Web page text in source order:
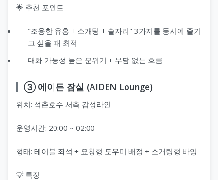
🌟 추천 포인트
"조용한 유흥 + 소개팅 + 술자리" 3가지를 동시에 즐기
고 싶을 때 최적
대화 가능성 높은 분위기 + 부담 없는 흐름
③ 에이든 잠실 (AIDEN Lounge)
위치: 석촌호수 서측 감성라인
운영시간: 20:00 ~ 02:00
형태: 테이블 좌석 + 요청형 도우미 배정 + 소개팅형 바잉
💡 특징